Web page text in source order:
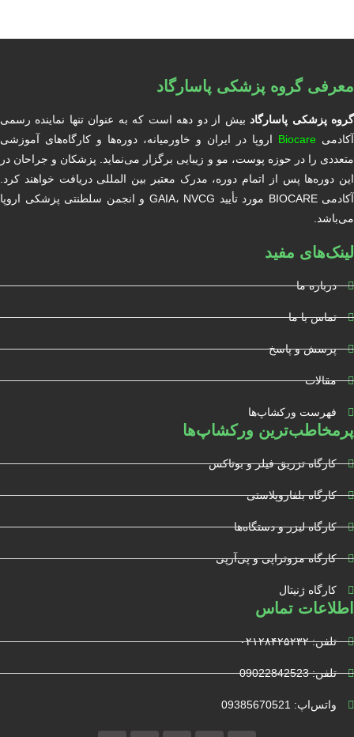
معرفی گروه پزشکی پاسارگاد
گروه پزشکی پاسارگادبیش از دو دهه است که به عنوان تنها نماینده رسمی
آکادمی Biocare اروپا در ایران و خاورمیانه، دوره‌ها و کارگاه‌های آموزشی
متعددی را در حوزه پوست، مو و زیبایی برگزار می‌نماید. پزشکان و جراحان در
این دوره‌ها پس از اتمام دوره، مدرک معتبر بین المللی دریافت خواهند کرد.
آکادمی BIOCARE مورد تأیید GAIA، NVCG و انجمن سلطنتی پزشکی اروپا
می‌باشد.
لینک‌های مفید
درباره ما
تماس با ما
پرسش و پاسخ
مقالات
فهرست ورکشاپ‌ها
پرمخاطب‌ترین ورکشاپ‌ها
کارگاه تزریق فیلر و بوتاکس
کارگاه بلفاروپلاستی
کارگاه لیزر و دستگاه‌ها
کارگاه مزوتراپی و پی‌آرپی
کارگاه ژنیتال
اطلاعات تماس
تلفن: ۰۲۱۲۸۴۲۵۲۳۲
تلفن: 09022842523
واتس‌‌اپ: 09385670521